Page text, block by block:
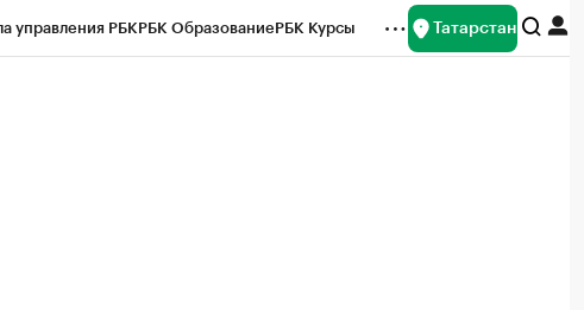
управления РБКРБК ОбразованиеРБК Курсы Татарстан